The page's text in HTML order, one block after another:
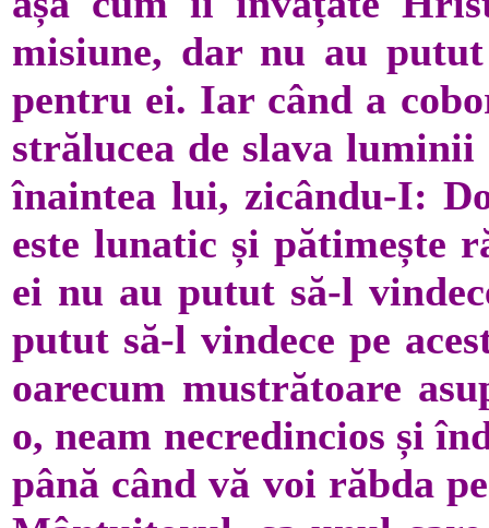
misiune, dar nu au
pentru ei. Iar când a
strălucea de slava luminii
înaintea lui, zicându-I:
este lunatic și pătimește
ei nu au putut să-l
putut să-l vindece pe
oarecum mustrătoare
o, neam necredincios și
până când vă voi răbda